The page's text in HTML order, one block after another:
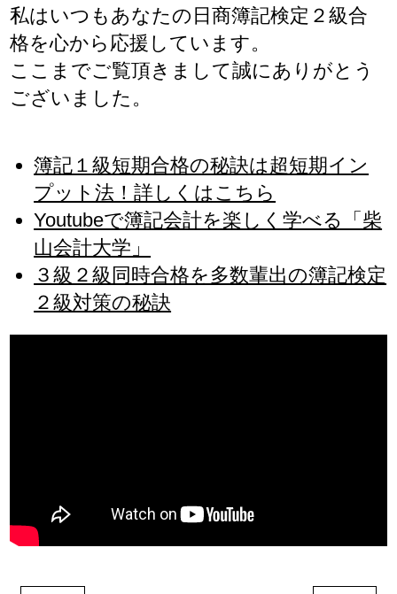
私はいつもあなたの日商簿記検定２級合
格を心から応援しています。
ここまでご覧頂きまして誠にありがとう
ございました。
簿記１級短期合格の秘訣は超短期イン
プット法！詳しくはこちら
Youtubeで簿記会計を楽しく学べる「柴
山会計大学」
３級２級同時合格を多数輩出の簿記検定
２級対策の秘訣